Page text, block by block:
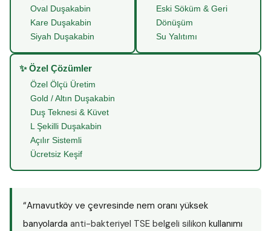
Oval Duşakabin
Kare Duşakabin
Siyah Duşakabin
Eski Söküm & Geri
Dönüşüm
Su Yalıtımı
✨ Özel Çözümler
Özel Ölçü Üretim
Gold / Altın Duşakabin
Duş Teknesi & Küvet
L Şekilli Duşakabin
Açılır Sistemli
Ücretsiz Keşif
“Arnavutköy ve çevresinde nem oranı yüksek
banyolarda anti-bakteriyel TSE belgeli silikon kullanımı